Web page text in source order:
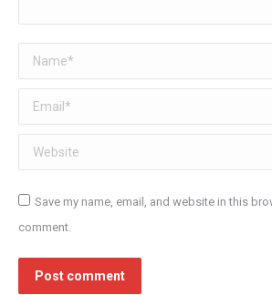
Name *
Email *
Website
Save my name, email, and website in this
comment.
Post comment